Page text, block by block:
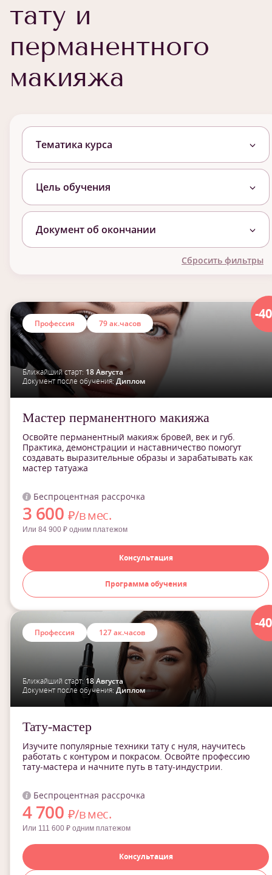
тату и
перманентного
макияжа
Тематика курса
Цель обучения
Документ об окончании
Сбросить фильтры
-
Профессия 79 ак.часов
Ближайший старт: 18 Августа
Документ после обучения:Диплом
Мастер перманентного макияжа
Освойте перманентный макияж бровей, век и губ.
Практика, демонстрации и наставничество помогут
создавать выразительные образы и зарабатывать как
мастер татуажа
Беспроцентная рассрочка
3 600 ₽/в мес.
Или 84 900 ₽ одним платежом
Консультация
Программа обучения
-
Профессия 127 ак.часов
Ближайший старт:18 Августа
Документ после обучения: Диплом
Тату-мастер
Изучите популярные техники тату с нуля, научитесь
работать с контуром и покрасом. Освойте профессию
тату-мастера и начните путь в тату-индустрии.
Беспроцентная рассрочка
4 700 ₽/в мес.
Или 111 600 ₽ одним платежом
Консультация